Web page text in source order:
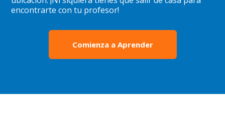
encontrarte con tu profesor!
Comienza a Aprender